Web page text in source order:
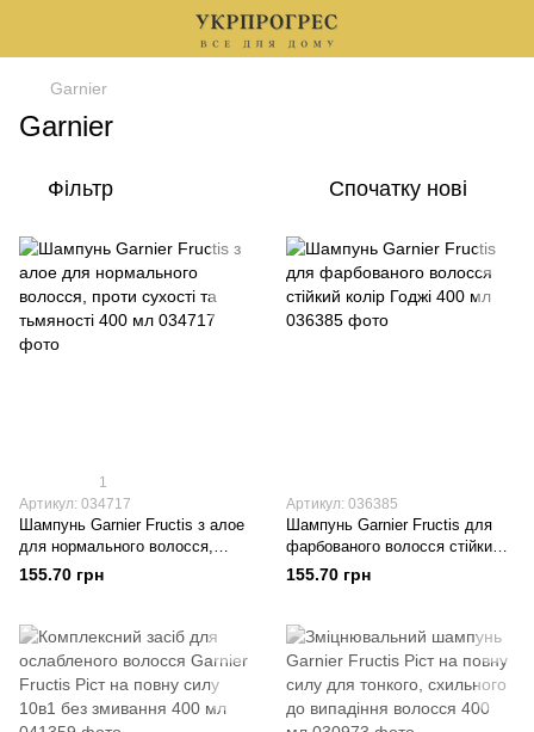
Garnier
Garnier
Фільтр Спочатку нові
1
Артикул: 034717
Шампунь Garnier Fructis з алое
для нормального волосся,
проти сухості та тьмяності 400
155.70 грн
Артикул: 036385
Шампунь Garnier Fructis для
фарбованого волосся стійкий
колір Годжі 400 мл
155.70 грн